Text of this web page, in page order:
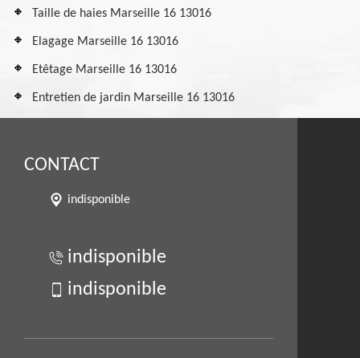
Taille de haies Marseille 16 13016
Elagage Marseille 16 13016
Etêtage Marseille 16 13016
Entretien de jardin Marseille 16 13016
CONTACT
indisponible
indisponible
indisponible